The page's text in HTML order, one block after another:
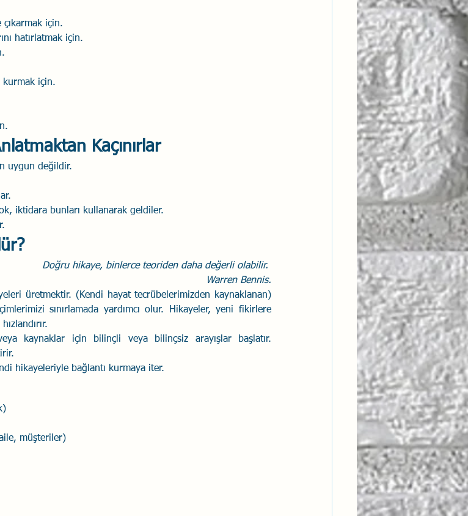
için.
hatırlatmak için.
kurmak için.
Kaçınırlar
uygun değildir.
iktidara bunları kullanarak geldiler.
      Doğru hikaye, binlerce teoriden daha değerli olabilir.
Warren Bennis.
üretmektir. (Kendi hayat tecrübelerimizden kaynaklanan)
sınırlamada yardımcı olur. Hikayeler, yeni fikirlere
kaynaklar için bilinçli veya bilinçsiz arayışlar başlatır.
hikayeleriyle bağlantı kurmaya iter.
müşteriler)